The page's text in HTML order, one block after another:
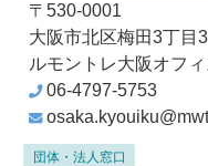
〒530-0001
大阪市北区梅田3丁目
ルモントレ大阪オフィ
06-4797-5753
団体・法人窓口